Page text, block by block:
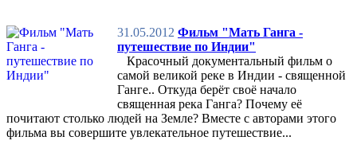
31.05.2012 Фильм "Мать Ганга -
путешествие по Индии"
Красочный документальный фильм о
самой великой реке в Индии - священной
Ганге.. Откуда берёт своё начало
священная река Ганга? Почему её
почитают столько людей на Земле? Вместе с авторами этого
фильма вы совершите увлекательное путешествие...